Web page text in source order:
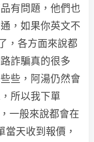
有問題，他們也
，如果你英文不
，各方面來說都
詐騙真的很多
些，阿湯仍然會
所以我下單
一般來說都會在
天收到報價，